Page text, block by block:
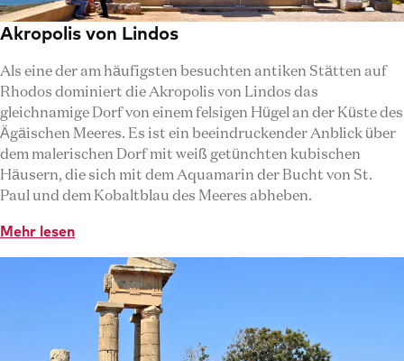
Akropolis von Lindos
Als eine der am häufigsten besuchten antiken Stätten auf
Rhodos dominiert die Akropolis von Lindos das
gleichnamige Dorf von einem felsigen Hügel an der Küste des
Ägäischen Meeres. Es ist ein beeindruckender Anblick über
dem malerischen Dorf mit weiß getünchten kubischen
Häusern, die sich mit dem Aquamarin der Bucht von St.
Paul und dem Kobaltblau des Meeres abheben.
Mehr lesen